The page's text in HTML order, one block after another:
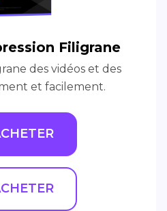
Filigrane
des vidéos et des
et facilement.